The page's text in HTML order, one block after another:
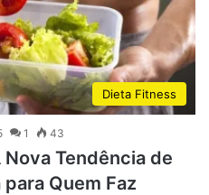
Dieta Fitness
1 43
Tendência de
Quem Faz